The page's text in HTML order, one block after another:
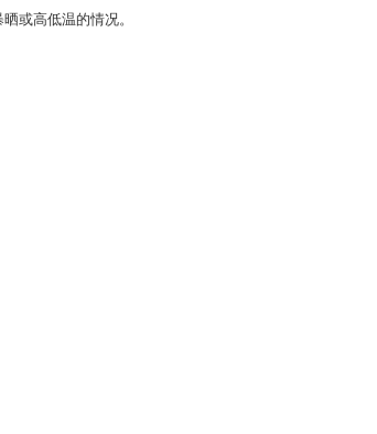
或高低温的情况。